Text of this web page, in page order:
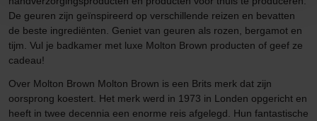
De geuren zijn geïnspireerd op verschillende reizen en bevatten
de beste ingrediënten. Geniet van geuren als rozen, bergamot en
tijm. Vul je badkamer met luxe Molton Brown producten of geef ze
cadeau!
Over Molton Brown Molton Brown is een Brits merk dat zijn
oorsprong koestert. Het merk werd in 1973 in Londen opgericht en
heeft in twee decennia een enorme reis afgelegd. Hun fantastische